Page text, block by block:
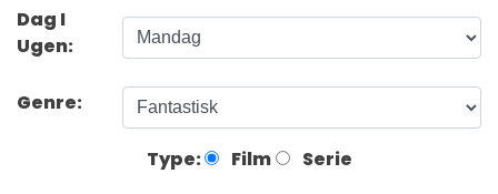
Dag I
Ugen:
Genre:
Type: Film Serie